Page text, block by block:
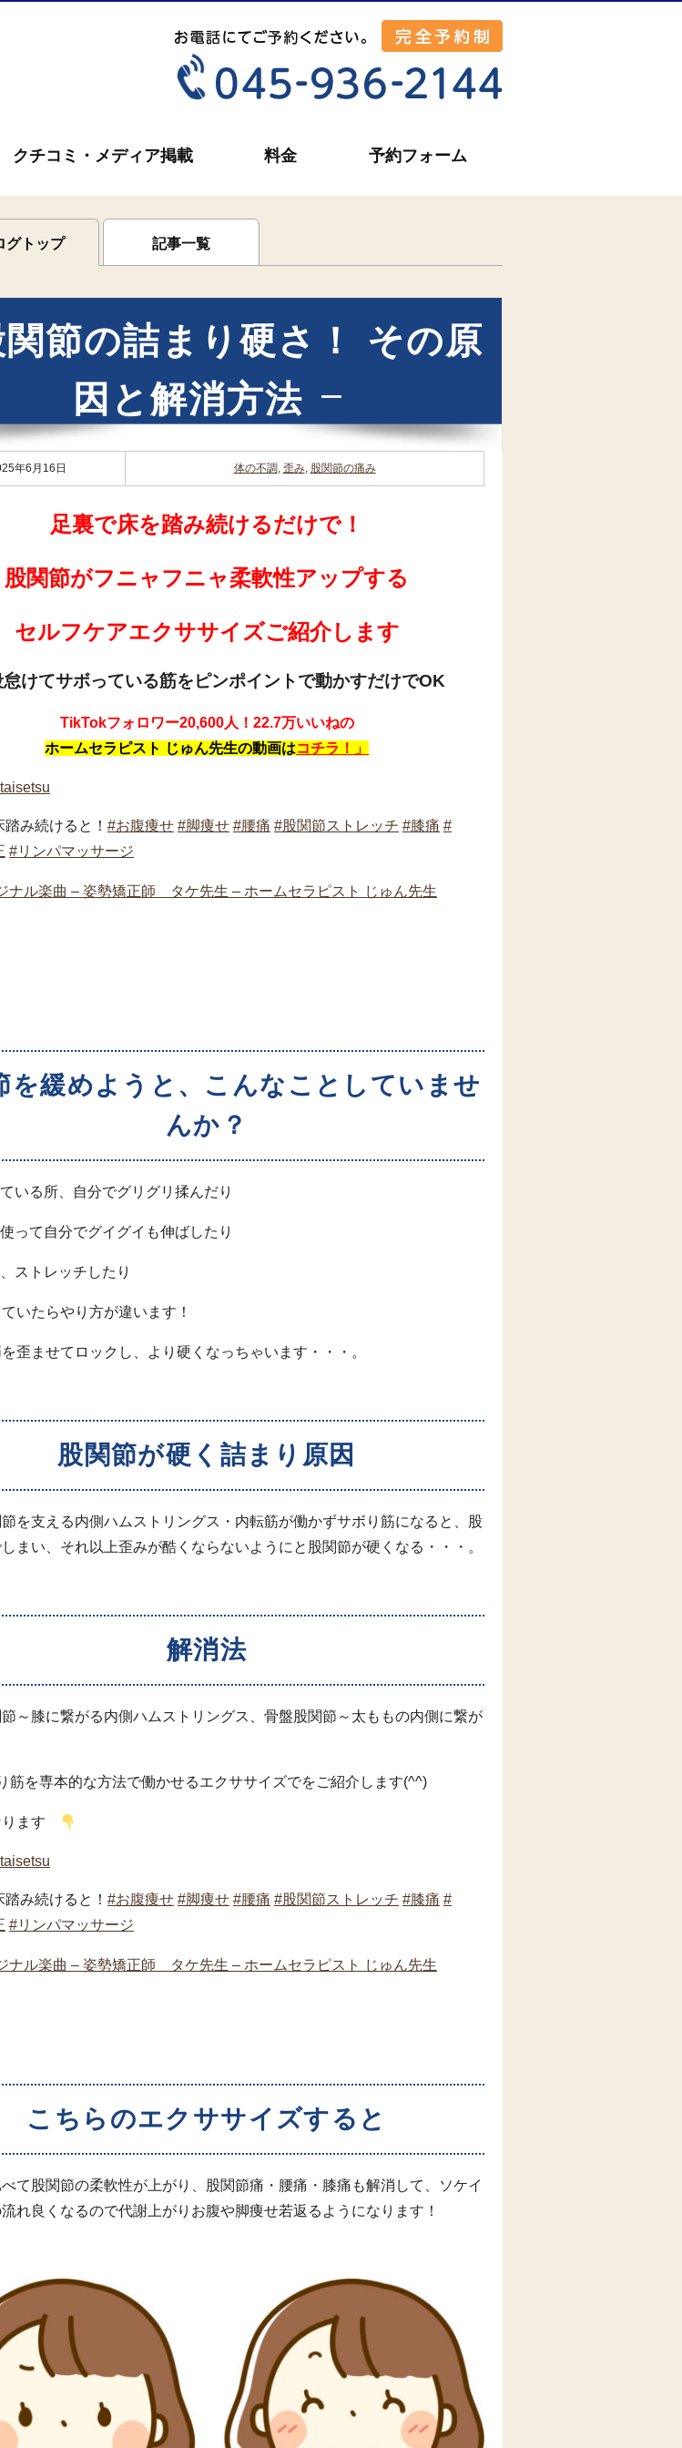
クチコミ・メディア掲載 料金 予約フォーム
グトップ 記事一覧
関節の詰まり硬さ！ その原
因と解消方法
年6月16日 体の不調 , 歪み, 股関節の痛み
足裏で床を踏み続けるだけで！
股関節がフニャフニャ柔軟性アップする
セルフケアエクササイズご紹介します
けてサボっている筋をピンポイントで動かすだけでOK
TikTokフォロワー20,600人！22.7万いいねの
ホームセラピスト じゅん先生の動画はコチラ！」
踏み続けると！ #お腹痩せ #脚痩せ #腰痛 #股関節ストレッチ #膝痛 #
#リンパマッサージ
ナル楽曲 – 姿勢矯正師 タケ先生 – ホームセラピスト じゅん先生
を緩めようと、こんなことしていませ
んか？
いる所、自分でグリグリ揉んだり
って自分でグイグイも伸ばしたり
ストレッチしたり
いたらやり方が違います！
歪ませてロックし、より硬くなっちゃいます・・・。
股関節が硬く詰まり原因
を支える内側ハムストリングス・内転筋が働かずサボり筋になると、股
まい、それ以上歪みが酷くならないようにと股関節が硬くなる・・・。
解消法
～膝に繋がる内側ハムストリングス、骨盤股関節～太ももの内側に繋が
筋を専本的な方法で働かせるエクササイズでをご紹介します(^^)
ります
踏み続けると！ #お腹痩せ #脚痩せ #腰痛 #股関節ストレッチ #膝痛 #
#リンパマッサージ
ナル楽曲 – 姿勢矯正師 タケ先生 – ホームセラピスト じゅん先生
こちらのエクササイズすると
て股関節の柔軟性が上がり、股関節痛・腰痛・膝痛も解消して、ソケイ
れ良くなるので代謝上がりお腹や脚痩せ若返るようになります！